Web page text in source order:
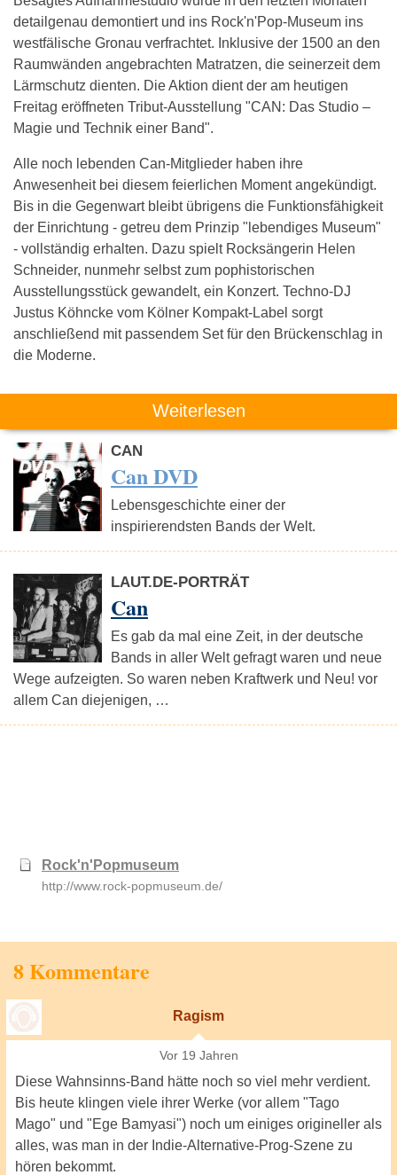
detailgenau demontiert und ins Rock'n'Pop-Museum ins
westfälische Gronau verfrachtet. Inklusive der 1500 an den
Raumwänden angebrachten Matratzen, die seinerzeit dem
Lärmschutz dienten. Die Aktion dient der am heutigen
Freitag eröffneten Tribut-Ausstellung "CAN: Das Studio –
Magie und Technik einer Band".
Alle noch lebenden Can-Mitglieder haben ihre
Anwesenheit bei diesem feierlichen Moment angekündigt.
Bis in die Gegenwart bleibt übrigens die Funktionsfähigkeit
der Einrichtung - getreu dem Prinzip "lebendiges Museum"
- vollständig erhalten. Dazu spielt Rocksängerin Helen
Schneider, nunmehr selbst zum pophistorischen
Ausstellungsstück gewandelt, ein Konzert. Techno-DJ
Justus Köhncke vom Kölner Kompakt-Label sorgt
anschließend mit passendem Set für den Brückenschlag in
die Moderne.
Weiterlesen
CAN
Can DVD
Lebensgeschichte einer der
inspirierendsten Bands der Welt.
LAUT.DE-PORTRÄT
Can
Es gab da mal eine Zeit, in der deutsche
Bands in aller Welt gefragt waren und neue
Wege aufzeigten. So waren neben Kraftwerk und Neu! vor
allem Can diejenigen, …
Rock'n'Popmuseum
http://www.rock-popmuseum.de/
8 Kommentare
Ragism
Vor 19 Jahren
Diese Wahnsinns-Band hätte noch so viel mehr verdient.
Bis heute klingen viele ihrer Werke (vor allem "Tago
Mago" und "Ege Bamyasi") noch um einiges origineller als
alles, was man in der Indie-Alternative-Prog-Szene zu
hören bekommt.